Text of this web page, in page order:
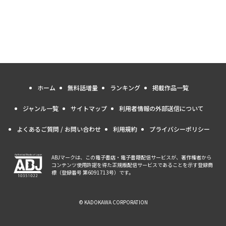
ホーム 無料話増量 ランキング 掲載作品一覧
ジャンル一覧 サイトマップ 利用者情報の外部送信について
よくあるご質問 / お問い合わせ 利用規約 プライバシーポリシー
ABJマークは、この電子書店・電子書籍配信サービスが、著作権者から
コンテンツ使用許諾を得た正規版配信サービスであることを示す登録商
標（登録番号 第6091713号）です。
© KADOKAWA CORPORATION